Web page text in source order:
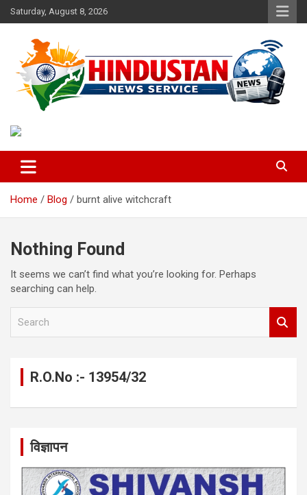
Skip
to
Saturday, August 8, 2026
Hindustan News Service
Home Blog burnt alive witchcraft
Nothing Found
It seems we can’t find what you’re looking for. Perhaps
searching can help.
R.O.No :- 13954/32
विज्ञापन